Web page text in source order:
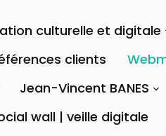
culturelle et digitale
clients
Jean-Vincent BANES
wall | veille digitale